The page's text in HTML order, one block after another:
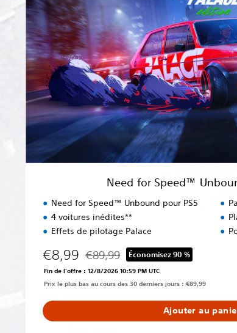
f
o
r
S
p
e
e
d
™
U
b
o
Need for Speed™
Need for Speed™ Unbound pour PS5
4 voitures inédites**
Effets de pilotage Palace
€8,99 Remise par rapport au prix d'origine
€89,99 Économisez 90 %
Fin de l'offre : 12/8/2026 10:59 PM UTC
Prix le plus bas au cours des 30 derniers jours : €89,99
Ajouter au